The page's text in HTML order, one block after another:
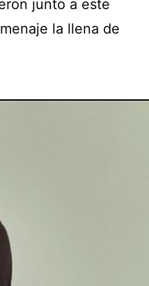
junto a este
la llena de